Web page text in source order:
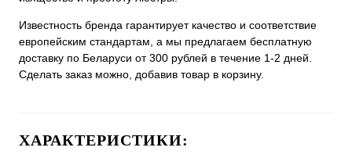
Известность бренда гарантирует качество и соответствие
европейским стандартам, а мы предлагаем бесплатную
доставку по Беларуси от 300 рублей в течение 1-2 дней.
Сделать заказ можно, добавив товар в корзину.
ХАРАКТЕРИСТИКИ: